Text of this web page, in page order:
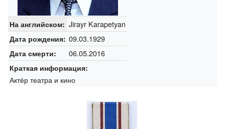
На английском: Jirayr Karapetyan
Дата рождения: 09.03.1929
Дата смерти: 06.05.2016
Краткая информация:
Актёр театра и кино